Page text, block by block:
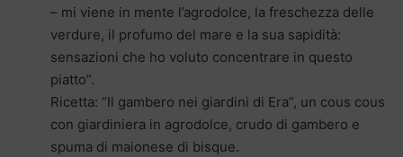
– mi viene in mente l’agrodolce, la freschezza delle
verdure, il profumo del mare e la sua sapidità:
sensazioni che ho voluto concentrare in questo
piatto”.
Ricetta: “Il gambero nei giardini di Era”, un cous cous
con giardiniera in agrodolce, crudo di gambero e
spuma di maionese di bisque.